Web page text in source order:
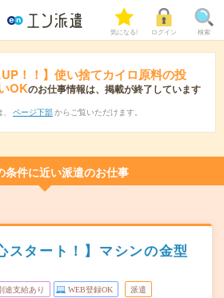
気になる! ログイン 検索
UP！！】使い捨てカイロ原料の投
OKのお仕事情報は、掲載が終了しています
ページ下部 からご覧いただけます。
条件に近い派遣のお仕事
スタート！】マシンの金型
途支給あり WEB登録OK 派遣